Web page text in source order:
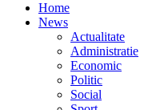
Home
News
Actualitate
Administratie
Economic
Politic
Social